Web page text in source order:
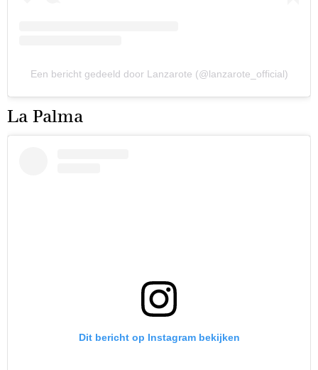
Een bericht gedeeld door Lanzarote (@lanzarote_official)
La Palma
Dit bericht op Instagram bekijken